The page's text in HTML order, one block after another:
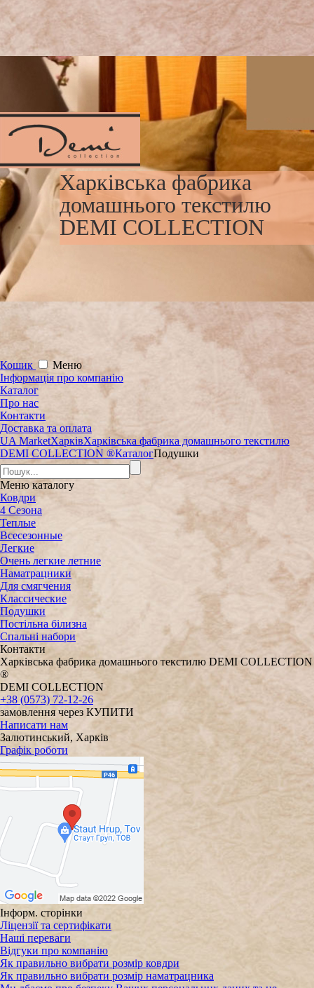
Харківська фабрика
домашнього текстилю
DEMI COLLECTION
Кошик
Меню
Інформація про компанію
Каталог
Про нас
Контакти
Доставка та оплата
UA MarketХарківХарківська фабрика домашнього текстилю
DEMI COLLECTION ®КаталогПодушки
Менюкаталогу
Ковдри
4 Сезона
Теплые
Всесезонные
Легкие
Очень легкие летние
Наматрацники
Для смягчения
Классические
Подушки
Постільна білизна
Спальні набори
Контакти
Харківська фабрика домашнього текстилю DEMI COLLECTION
®
DEMI COLLECTION
+38 (0573) 72-12-26
замовлення через КУПИТИ
Написати нам
Залютинський, Харків
Графік роботи
Інформ. сторінки
Ліцензії та сертифікати
Наші переваги
Відгуки про компанію
Як правильно вибрати розмір ковдри
Як правильно вибрати розмір наматрацника